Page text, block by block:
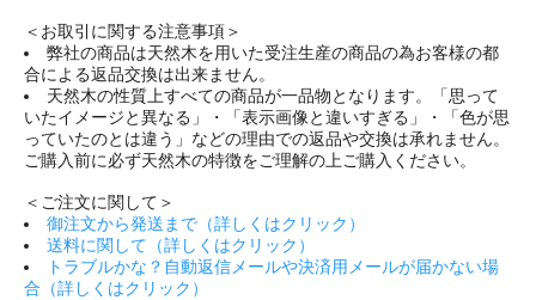
＜お取引に関する注意事項＞
弊社の商品は天然木を用いた受注生産の商品の為お客様の都
合による返品交換は出来ません。
天然木の性質上すべての商品が一品物となります。「思って
いたイメージと異なる」・「表示画像と違いすぎる」・「色が思
っていたのとは違う」などの理由での返品や交換は承れません。
ご購入前に必ず天然木の特徴をご理解の上ご購入ください。
＜ご注文に関して＞
御注文から発送まで（詳しくはクリック）
送料に関して（詳しくはクリック）
トラブルかな？自動返信メールや決済用メールが届かない場
合（詳しくはクリック）